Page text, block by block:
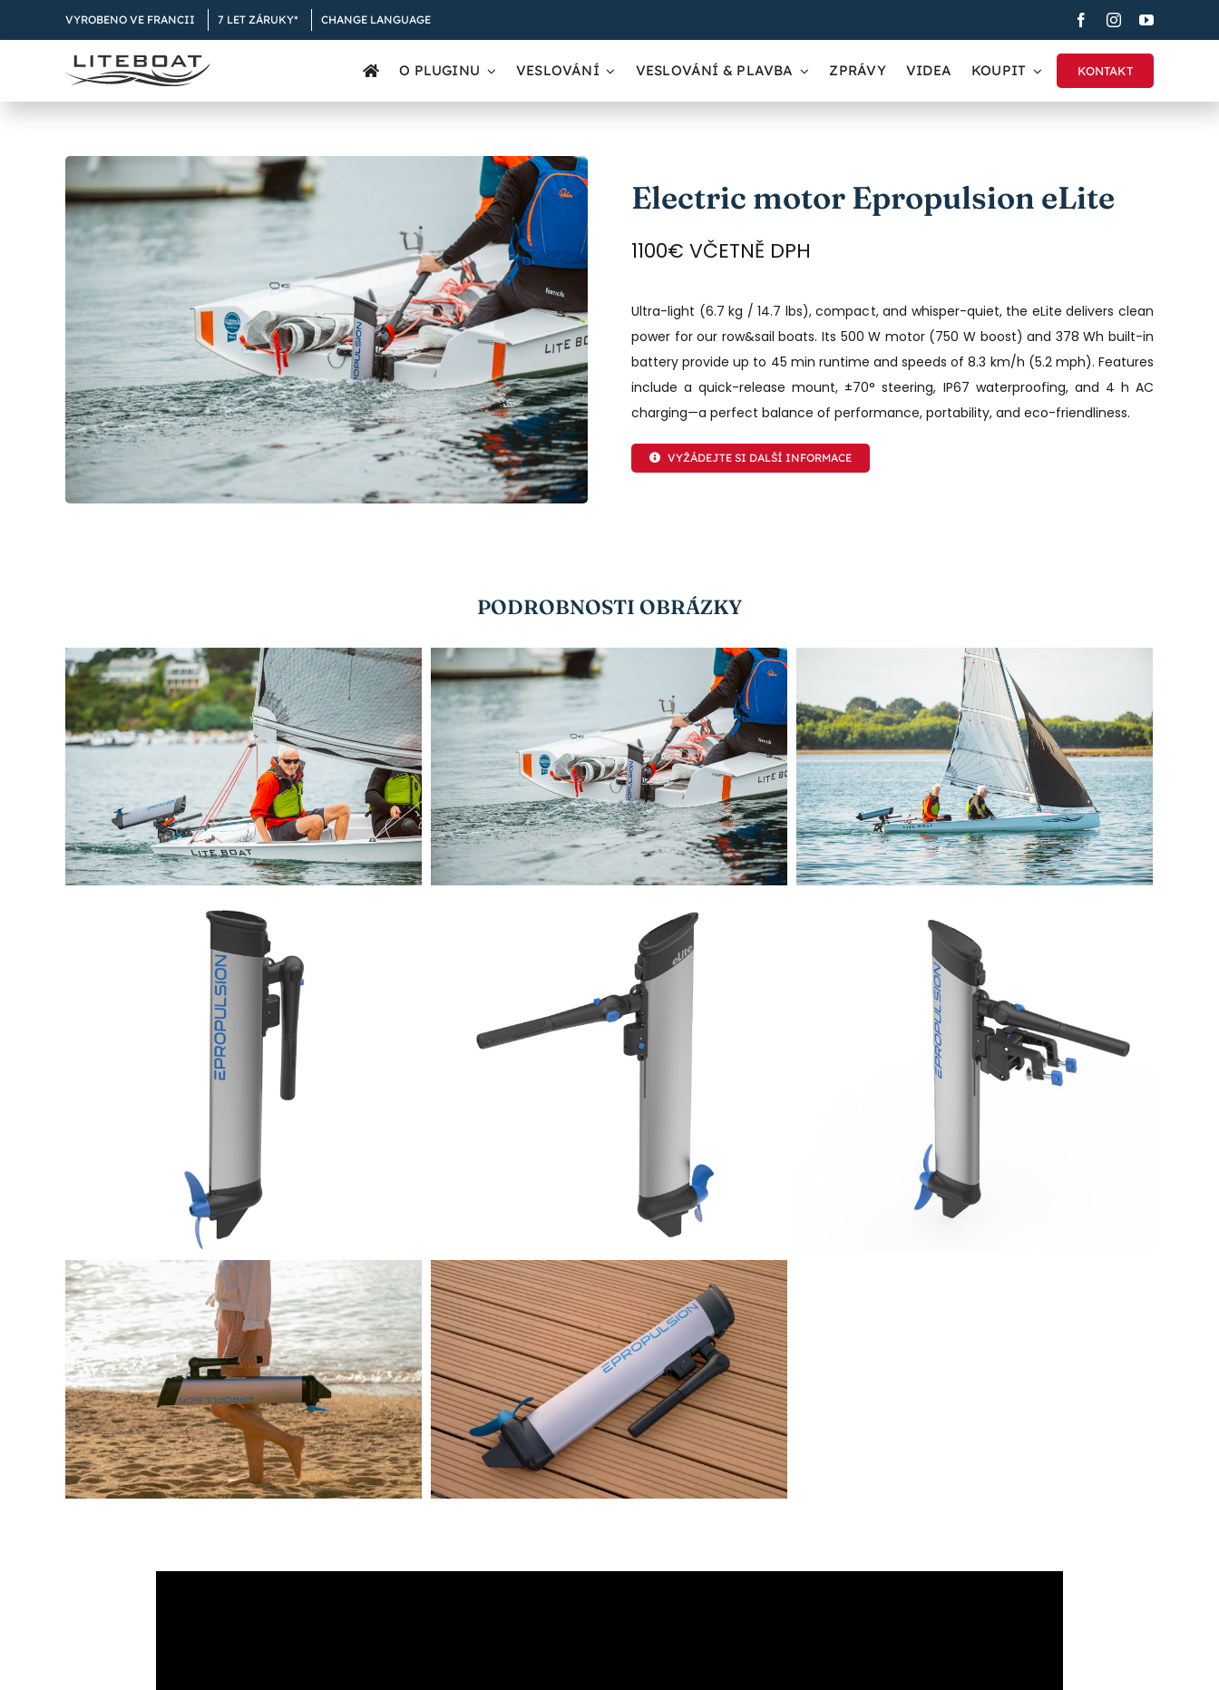
to
VYROBENO VE FRANCII 7 LET ZÁRUKY* CHANGE LANGUAGE
O PLUGINU VESLOVÁNÍ VESLOVÁNÍ & PLAVBA ZPRÁVY VIDEA KOUPIT KONTAKT
Electric motor Epropulsion eLite
1100€ VČETNĚ DPH
Ultra-light (6.7 kg / 14.7 lbs), compact, and whisper-quiet, the eLite delivers clean
power for our row&sail boats. Its 500 W motor (750 W boost) and 378 Wh built-in
battery provide up to 45 min runtime and speeds of 8.3 km/h (5.2 mph). Features
include a quick-release mount, ±70° steering, IP67 waterproofing, and 4 h AC
charging—a perfect balance of performance, portability, and eco-friendliness.
VYŽÁDEJTE SI DALŠÍ INFORMACE
PODROBNOSTI OBRÁZKY